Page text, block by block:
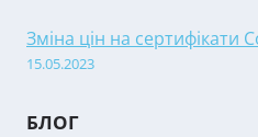
Зміна цін на сертифікати
15.05.2023
БЛОГ